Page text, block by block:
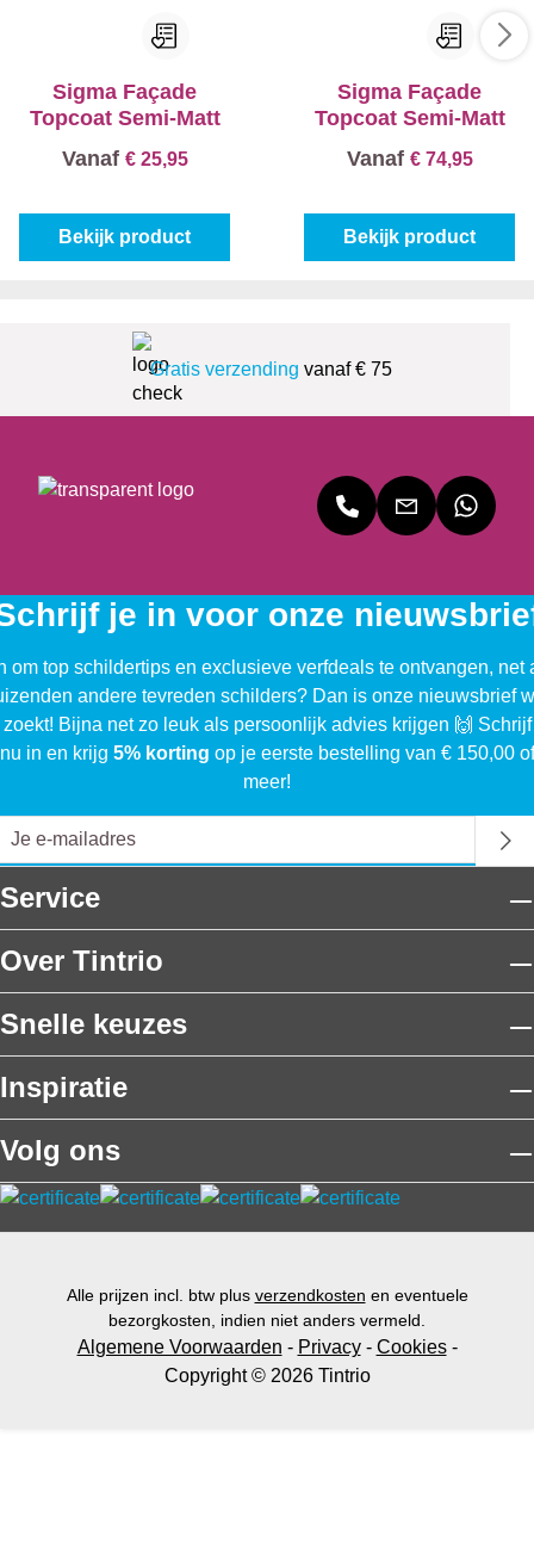
Sigma Façade
Topcoat Semi-Matt
Vanaf € 25,95
Bekijk product
Sigma Façade
Topcoat Semi-Matt
Vanaf € 74,95
Bekijk product
Gratis verzending vanaf € 75
je in voor onze
om top schildertips en exclusieve verfdeals te ontvangen, net
andere tevreden schilders? Dan is onze nieuwsbrief
Bijna net zo leuk als persoonlijk advies krijgen 🙌
nu in en krijg 5% korting op je eerste bestelling van € 150,00 of
meer!
Service
Over Tintrio
Snelle keuzes
Inspiratie
Volg ons
Alle prijzen incl. btw plus verzendkosten en eventuele
bezorgkosten, indien niet anders vermeld.
Algemene Voorwaarden - Privacy- Cookies-
Copyright © 2026 Tintrio